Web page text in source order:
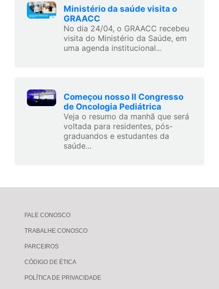
Ministério da saúde visita o
GRAACC
No dia 24/04, o GRAACC recebeu
visita do Ministério da Saúde, em
uma agenda institucional...
Começou nosso II Congresso
de Oncologia Pediátrica
Veja o resumo da manhã que será
voltada para residentes, pós-
graduandos e estudantes da
saúde...
FALE CONOSCO
TRABALHE CONOSCO
PARCEIROS
CÓDIGO DE ÉTICA
POLÍTICA DE PRIVACIDADE